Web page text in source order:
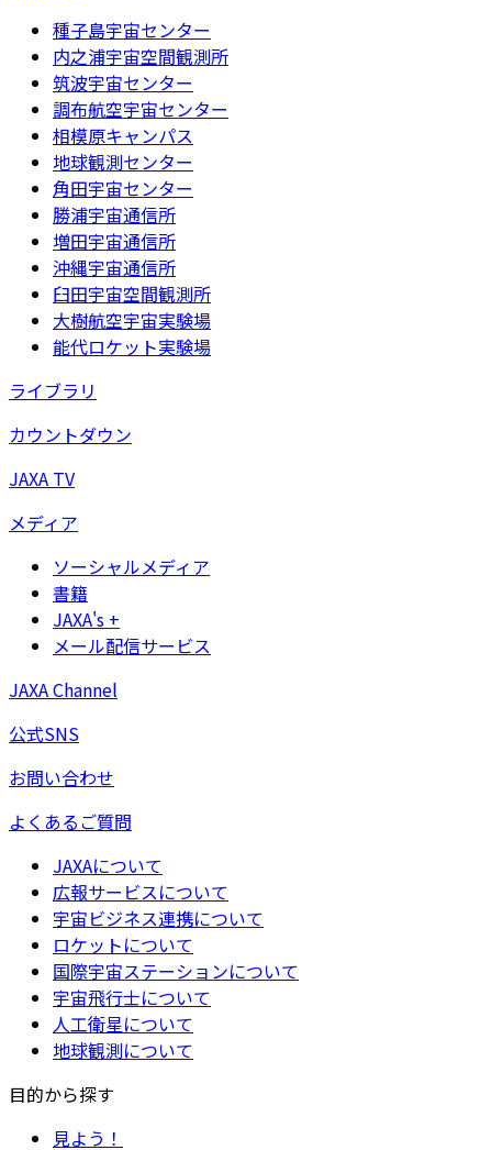
種子島宇宙センター
内之浦宇宙空間観測所
筑波宇宙センター
調布航空宇宙センター
相模原キャンパス
地球観測センター
角田宇宙センター
勝浦宇宙通信所
増田宇宙通信所
沖縄宇宙通信所
臼田宇宙空間観測所
大樹航空宇宙実験場
能代ロケット実験場
ライブラリ
カウントダウン
JAXA TV
メディア
ソーシャルメディア
書籍
JAXA's +
メール配信サービス
JAXA Channel
公式SNS
お問い合わせ
よくあるご質問
JAXAについて
広報サービスについて
宇宙ビジネス連携について
ロケットについて
国際宇宙ステーションについて
宇宙飛行士について
人工衛星について
地球観測について
目的から探す
見よう！